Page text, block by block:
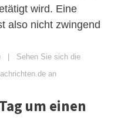
wird. Eine
also nicht zwingend
Sehen Sie sich die
an
um einen